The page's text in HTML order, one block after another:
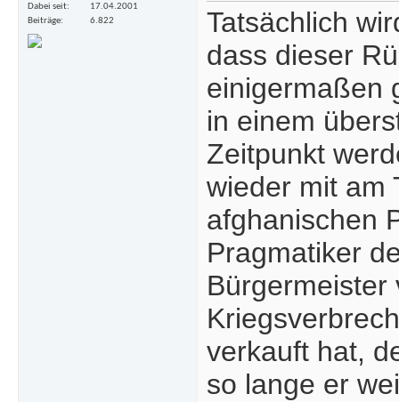
Dabei seit
17.04.2001
Beiträge
6.822
Tatsächlich
dass dieser
einigermaßen
in einem
Zeitpunkt
wieder mit am
afghanischen
Pragmatiker
Bürgermeister
verkauft hat,
so lange er